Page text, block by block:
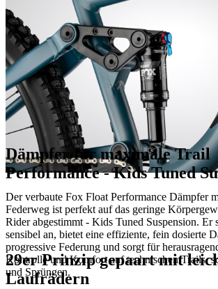
Dämpfer für maximale Trail
Performance - Kids Tuned
Der verbaute Fox Float Performance Dämpfer
Federweg ist perfekt auf das geringe
Rider abgestimmt - Kids Tuned Suspension. Er
sensibel an, bietet eine effiziente, fein dosierte
progressive Federung und sorgt für
Kontrolle und Komfort auf technischen Trails,
und Sprüngen.
29er Prinzip gepaart mit
Laufrädern